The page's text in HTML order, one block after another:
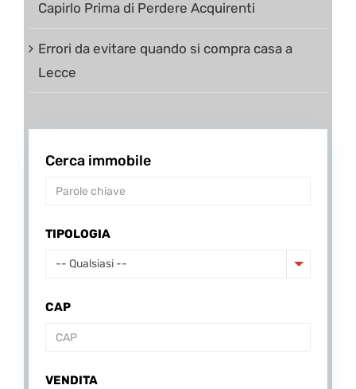
Capirlo Prima di Perdere Acquirenti
Errori da evitare quando si compra casa a
Lecce
Cerca immobile
TIPOLOGIA
-- Qualsiasi --
CAP
VENDITA